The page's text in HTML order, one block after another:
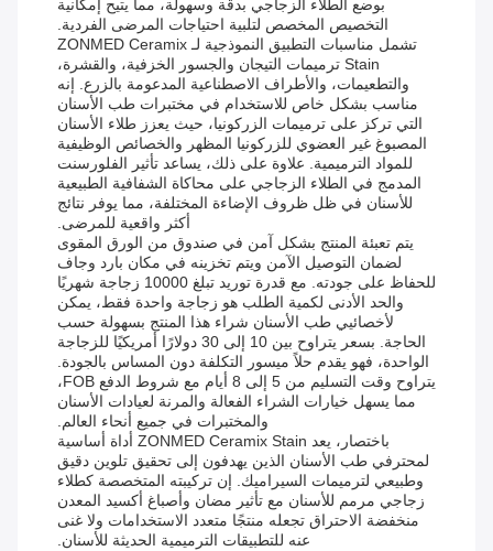
بوضع الطلاء الزجاجي بدقة وسهولة، مما يتيح إمكانية
التخصيص المخصص لتلبية احتياجات المرضى الفردية.
تشمل مناسبات التطبيق النموذجية لـ ZONMED Ceramix
Stain ترميمات التيجان والجسور الخزفية، والقشرة،
والتطعيمات، والأطراف الاصطناعية المدعومة بالزرع. إنه
مناسب بشكل خاص للاستخدام في مختبرات طب الأسنان
التي تركز على ترميمات الزركونيا، حيث يعزز طلاء الأسنان
المصبوغ غير العضوي للزركونيا المظهر والخصائص الوظيفية
للمواد الترميمية. علاوة على ذلك، يساعد تأثير الفلورسنت
المدمج في الطلاء الزجاجي على محاكاة الشفافية الطبيعية
للأسنان في ظل ظروف الإضاءة المختلفة، مما يوفر نتائج
أكثر واقعية للمرضى.
يتم تعبئة المنتج بشكل آمن في صندوق من الورق المقوى
لضمان التوصيل الآمن ويتم تخزينه في مكان بارد وجاف
للحفاظ على جودته. مع قدرة توريد تبلغ 10000 زجاجة شهريًا
والحد الأدنى لكمية الطلب هو زجاجة واحدة فقط، يمكن
لأخصائيي طب الأسنان شراء هذا المنتج بسهولة حسب
الحاجة. بسعر يتراوح بين 10 إلى 30 دولارًا أمريكيًا للزجاجة
الواحدة، فهو يقدم حلاً ميسور التكلفة دون المساس بالجودة.
يتراوح وقت التسليم من 5 إلى 8 أيام مع شروط الدفع FOB،
مما يسهل خيارات الشراء الفعالة والمرنة لعيادات الأسنان
والمختبرات في جميع أنحاء العالم.
باختصار، يعد ZONMED Ceramix Stain أداة أساسية
لمحترفي طب الأسنان الذين يهدفون إلى تحقيق تلوين دقيق
وطبيعي لترميمات السيراميك. إن تركيبته المتخصصة كطلاء
زجاجي مرمم للأسنان مع تأثير مضان وأصباغ أكسيد المعدن
منخفضة الاحتراق تجعله منتجًا متعدد الاستخدامات ولا غنى
عنه للتطبيقات الترميمية الحديثة للأسنان.